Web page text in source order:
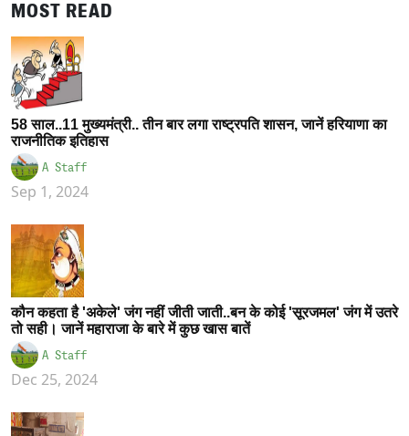
MOST READ
58 साल..11 मुख्यमंत्री.. तीन बार लगा राष्ट्रपति शासन, जानें हरियाणा का
राजनीतिक इतिहास
A Staff
Sep 1, 2024
कौन कहता है 'अकेले' जंग नहीं जीती जाती..बन के कोई 'सूरजमल' जंग में उतरे
तो सही। जानें महाराजा के बारे में कुछ खास बातें
A Staff
Dec 25, 2024